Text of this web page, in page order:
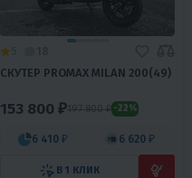
СКУТЕР PROMAX MILAN 200(49)
153 800 ₽197 800 ₽ -22%
6 410 ₽ 6 620 ₽
В 1 КЛИК